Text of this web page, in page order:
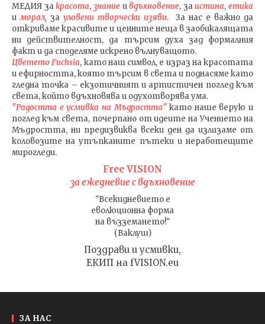
МЕДИЯ закрасота, знаниеивдъхновение, заистина, етика
иморал, за уловени творчески изяви. За нас е важно да
откриваме красивите и ценните неща в заобикалящата
ни действителност, да търсим духа зад формалния
факт и да споделяме искрено вълнуващото.
Цветето Fuchsia, като наш символ, е израз на красотата
и ефирността, която търсим в света и поднасяме като
гледна точка – екзотичният и артистичен поглед към
света, който вдъхновява и одухотворява ума.
"Радостта е усмивка на Мъдростта"като наше верую и
поглед към света, почерпано от идеите на Учението на
Мъдростта, ни предизвиква всеки ден да излизаме от
коловозите на утъпканите пътеки и неработещите
мирогледи.
Free VISION
за ежедневие с вдъхновение
"Всекидневието е
еволюционна форма
на възземането!"
(Ваклуш)
Поздрави и усмивки,
ЕКИП на fVISION.eu
ЗА НАС